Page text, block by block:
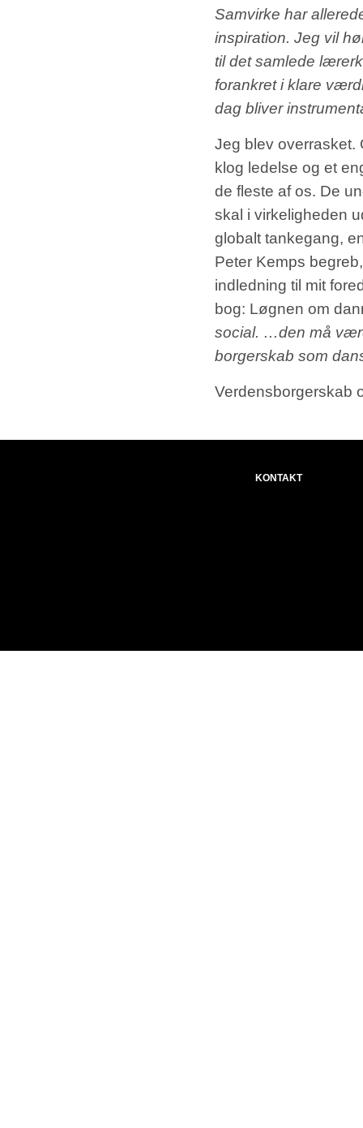
Samvirke har
inspiration. Jeg vil
til det samlede
forankret i klare
dag bliver
Jeg blev overrasket.
klog ledelse og et
de fleste af os. De
skal i virkeligheden
globalt tankegang,
Peter Kemps
indledning til mit
bog: Løgnen om
social. …den må
borgerskab som
Verdensborgerskab
KONTAKT